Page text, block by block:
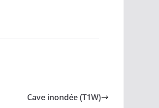
Cave inondée (T1W)